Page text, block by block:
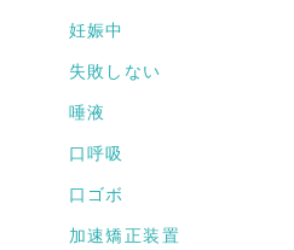
妊娠中
失敗しない
唾液
口呼吸
口ゴボ
加速矯正装置